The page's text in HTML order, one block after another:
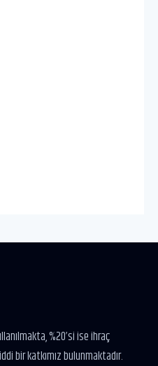
%20’si ise ihraç
bir katkımız bulunmaktadır.